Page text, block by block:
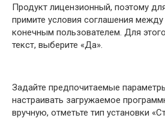
Продукт лицензионный, поэтому
примите условия соглашения
конечным пользователем. Для
текст, выберите «Да».
Задайте предпочитаемые
настраивать загружаемое
вручную, отметьте тип установки